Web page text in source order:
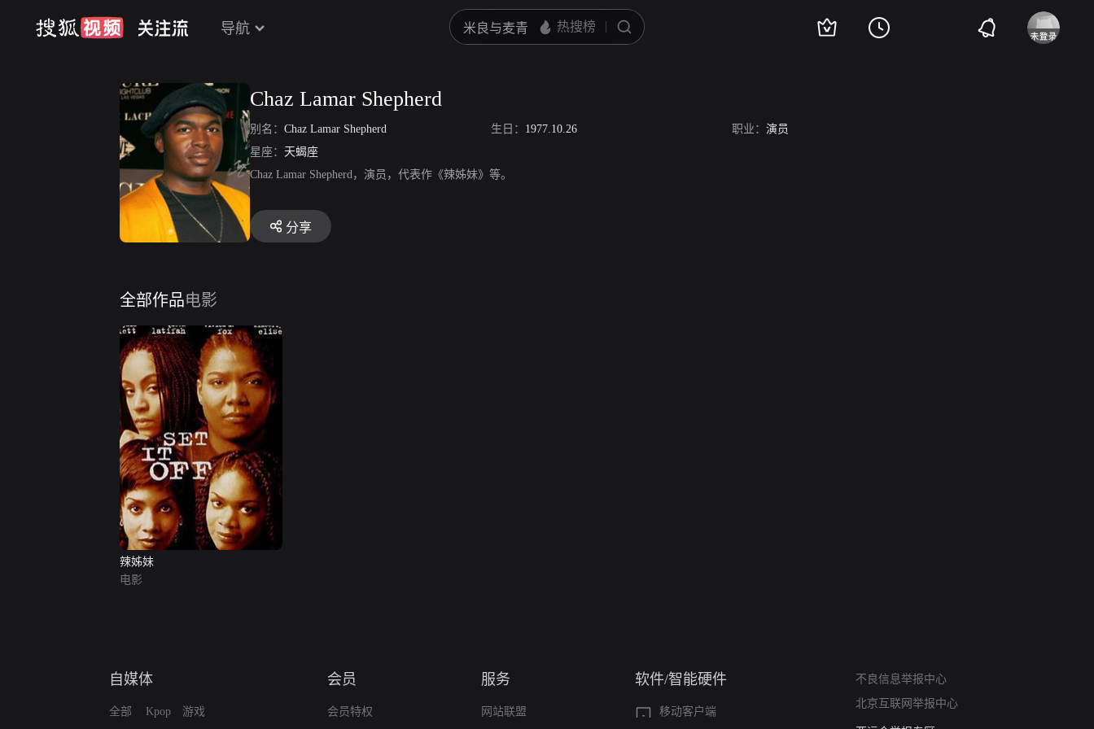
导航
Chaz Lamar Shepherd
别名： Chaz Lamar Shepherd 生日： 1977.10.26 职业： 演员
星座： 天蝎座
Chaz Lamar Shepherd，演员，代表作《辣姊妹》等。
分享
全部作品电影
辣姊妹
电影
自媒体
全部 Kpop 游戏
会员
会员特权
服务
网站联盟
软件/智能硬件
移动客户端
不良信息举报中心
北京互联网举报中心
算法推荐专项举报